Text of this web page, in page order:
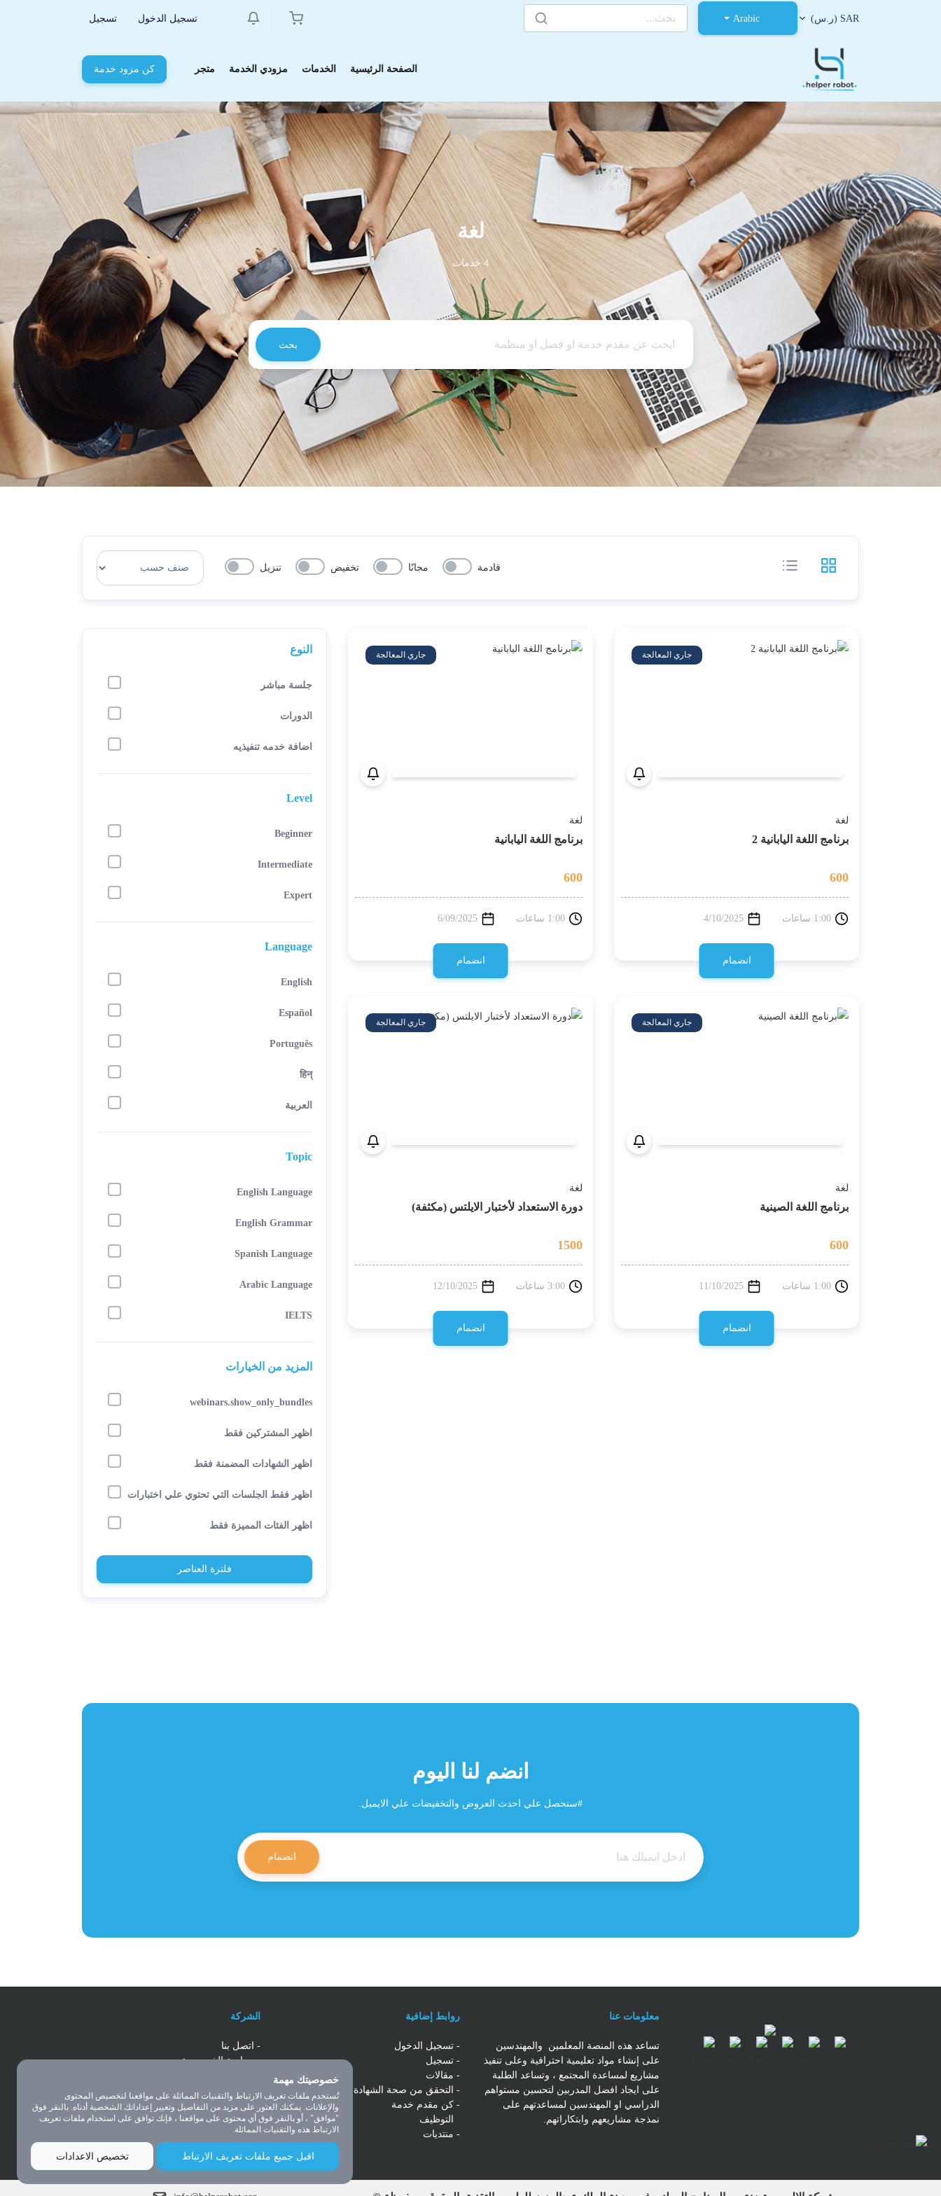
SAR (ر.س) Arabic تسجيل الدخول تسجيل
الصفحة الرئيسية الخدمات مزودي الخدمة متجر كن مزود خدمة
لغة
4 خدمات
بحث
قادمة مجانًا تخفيض تنزيل
جاري المعالجة
لغة
برنامج اللغة اليابانية 2
600
1:00 ساعات 4/10/2025
انضمام
جاري المعالجة
لغة
برنامج اللغة اليابانية
600
1:00 ساعات 6/09/2025
انضمام
جاري المعالجة
لغة
برنامج اللغة الصينية
600
1:00 ساعات 11/10/2025
انضمام
جاري المعالجة
لغة
دورة الاستعداد لأختبار الايلتس (مكثفة)
1500
3:00 ساعات 12/10/2025
انضمام
النوع
جلسة مباشر
الدورات
اضافة خدمه تنفيذيه
Level
Beginner
Intermediate
Expert
Language
English
Español
Português
हिन्
العربية
Topic
English Language
English Grammar
Spanish Language
Arabic Language
IELTS
المزيد من الخيارات
webinars.show_only_bundles
اظهر المشتركين فقط
اظهر الشهادات المضمنة فقط
اظهر فقط الجلسات التي تحتوي علي اختبارات
اظهر الفئات المميزة فقط
فلترة العناصر
انضم لنا اليوم
#ستحصل علي احدث العروض والتخفيضات علي الايميل.
انضمام
معلومات عنا
تساعد هذه المنصة المعلمين والمهندسين
على إنشاء مواد تعليمية احترافية وعلى تنفيذ
مشاريع لمساعدة المجتمع ، وتساعد الطلبة
على ايجاد افضل المدربين لتحسين مستواهم
الدراسي او المهندسين لمساعدتهم على
نمذجة مشاريعهم وابتكاراتهم.
روابط إضافية
- تسجيل الدخول
- تسجيل
- مقالات
- التحقق من صحة الشهادة
- كن مقدم خدمة
التوظيف
- منتديات
الشركة
- اتصل بنا
- سياسة الخصوصية
خصوصيتك مهمة
تُستخدم ملفات تعريف الارتباط والتقنيات المماثلة على مواقعنا لتخصيص المحتوى
والإعلانات. يمكنك العثور على مزيد من التفاصيل وتغيير إعداداتك الشخصية أدناه. بالنقر فوق
"موافق" ، أو بالنقر فوق أي محتوى على مواقعنا ، فإنك توافق على استخدام ملفات تعريف
الارتباط هذه والتقنيات المماثلة.
اقبل جميع ملفات تعريف الارتباط تخصيص الاعدادات